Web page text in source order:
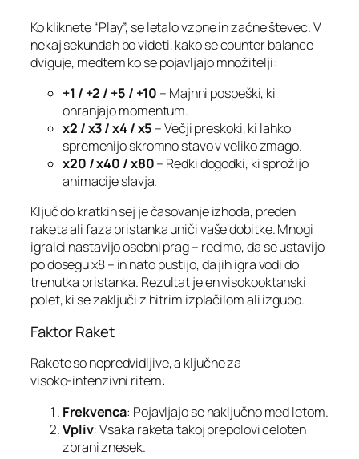
Ko kliknete “Play”, se letalo vzpne in začne števec. V
nekaj sekundah bo videti, kako se counter balance
dviguje, medtem ko se pojavljajo množitelji:
+1 / +2 / +5 / +10 – Majhni pospeški, ki
ohranjajo momentum.
x2 / x3 / x4 / x5 – Večji preskoki, ki lahko
spremenijo skromno stavo v veliko zmago.
x20 / x40 / x80– Redki dogodki, ki sprožijo
animacije slavja.
Ključ do kratkih sej je časovanje izhoda, preden
raketa ali faza pristanka uniči vaše dobitke. Mnogi
igralci nastavijo osebni prag – recimo, da se ustavijo
po dosegu x8 – in nato pustijo, da jih igra vodi do
trenutka pristanka. Rezultat je en visokooktanski
polet, ki se zaključi z hitrim izplačilom ali izgubo.
Faktor Raket
Rakete so nepredvidljive, a ključne za
visoko‑intenzivni ritem:
Frekvenca: Pojavljajo se naključno med letom.
Vpliv: Vsaka raketa takoj prepolovi celoten
zbrani znesek.